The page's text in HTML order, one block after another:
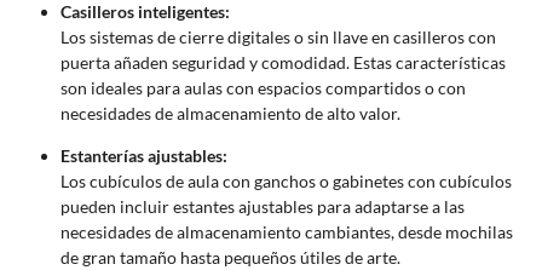
Casilleros inteligentes:
Los sistemas de cierre digitales o sin llave en casilleros con
puerta añaden seguridad y comodidad. Estas características
son ideales para aulas con espacios compartidos o con
necesidades de almacenamiento de alto valor.
Estanterías ajustables:
Los cubículos de aula con ganchos o gabinetes con cubículos
pueden incluir estantes ajustables para adaptarse a las
necesidades de almacenamiento cambiantes, desde mochilas
de gran tamaño hasta pequeños útiles de arte.